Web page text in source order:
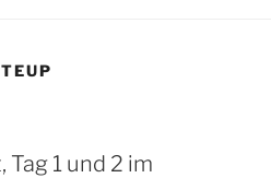
1 und 2 im